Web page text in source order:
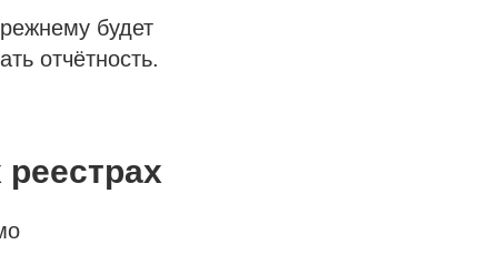
будет
отчётность.